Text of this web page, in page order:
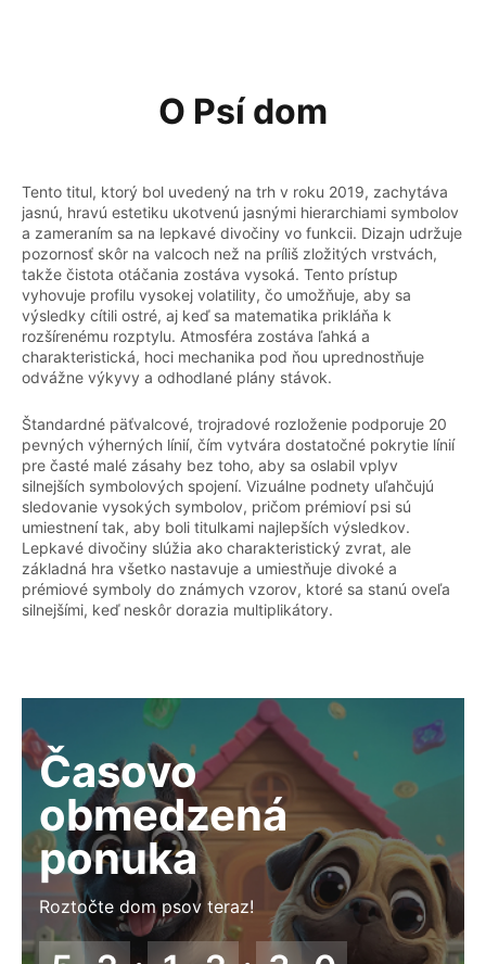
Často kladené otázky o psom dome
O Psí dom
Tento titul, ktorý bol uvedený na trh v roku 2019, zachytáva
jasnú, hravú estetiku ukotvenú jasnými hierarchiami symbolov
a zameraním sa na lepkavé divočiny vo funkcii. Dizajn udržuje
pozornosť skôr na valcoch než na príliš zložitých vrstvách,
takže čistota otáčania zostáva vysoká. Tento prístup
vyhovuje profilu vysokej volatility, čo umožňuje, aby sa
výsledky cítili ostré, aj keď sa matematika prikláňa k
rozšírenému rozptylu. Atmosféra zostáva ľahká a
charakteristická, hoci mechanika pod ňou uprednostňuje
odvážne výkyvy a odhodlané plány stávok.
Štandardné päťvalcové, trojradové rozloženie podporuje 20
pevných výherných línií, čím vytvára dostatočné pokrytie línií
pre časté malé zásahy bez toho, aby sa oslabil vplyv
silnejších symbolových spojení. Vizuálne podnety uľahčujú
sledovanie vysokých symbolov, pričom prémioví psi sú
umiestnení tak, aby boli titulkami najlepších výsledkov.
Lepkavé divočiny slúžia ako charakteristický zvrat, ale
základná hra všetko nastavuje a umiestňuje divoké a
prémiové symboly do známych vzorov, ktoré sa stanú oveľa
silnejšími, keď neskôr dorazia multiplikátory.
Časovo
obmedzená
ponuka
Roztočte dom psov teraz!